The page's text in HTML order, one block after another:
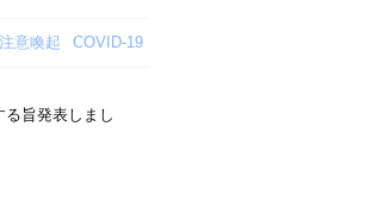
注意喚起 COVID-19
旨発表しまし